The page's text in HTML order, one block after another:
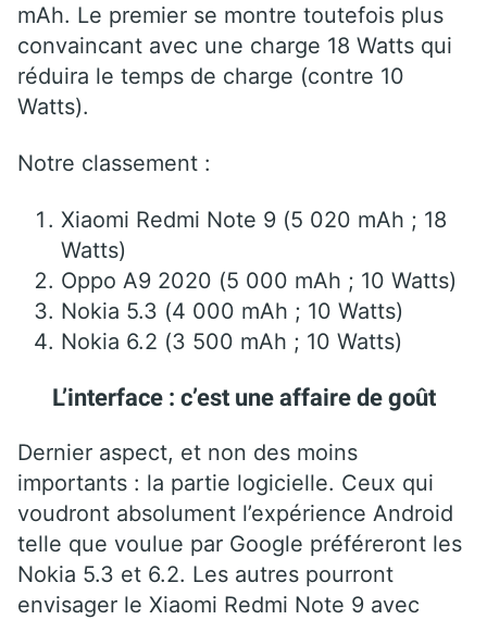
mAh. Le premier se montre toutefois plus
convaincant avec une charge 18 Watts qui
réduira le temps de charge (contre 10
Watts).
Notre classement :
Xiaomi Redmi Note 9 (5 020 mAh ; 18
Watts)
Oppo A9 2020 (5 000 mAh ; 10 Watts)
Nokia 5.3 (4 000 mAh ; 10 Watts)
Nokia 6.2 (3 500 mAh ; 10 Watts)
L’interface : c’est une affaire de goût
Dernier aspect, et non des moins
importants : la partie logicielle. Ceux qui
voudront absolument l’expérience Android
telle que voulue par Google préféreront les
Nokia 5.3 et 6.2. Les autres pourront
envisager le Xiaomi Redmi Note 9 avec